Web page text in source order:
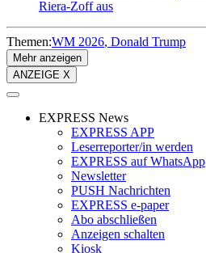
Riera-Zoff aus
Themen:WM 2026 Donald Trump
Mehr anzeigen
ANZEIGE X
EXPRESS News
EXPRESS APP
Leserreporter/in werden
EXPRESS auf WhatsApp
Newsletter
PUSH Nachrichten
EXPRESS e-paper
Abo abschließen
Anzeigen schalten
Kiosk